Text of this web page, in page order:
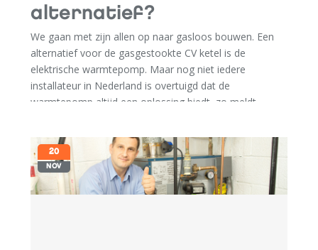
alternatief?
We gaan met zijn allen op naar gasloos bouwen. Een
alternatief voor de gasgestookte CV ketel is de
elektrische warmtepomp. Maar nog niet iedere
installateur in Nederland is overtuigd dat de
warmtepomp altijd een oplossing biedt, zo meldt
Lees hier het artikel.
20
NOV